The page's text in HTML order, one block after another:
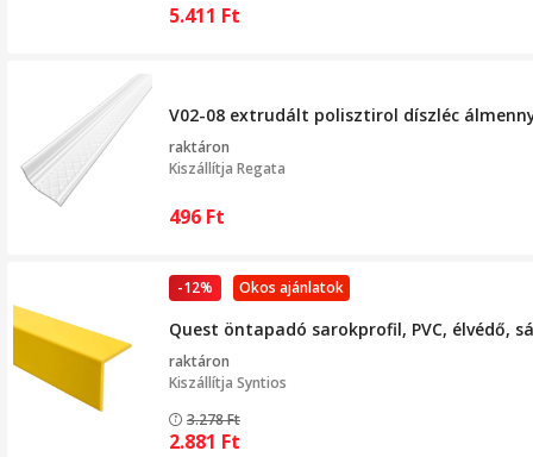
5.411 Ft
V02-08 extrudált polisztirol díszléc
raktáron
Kiszállítja Regata
496 Ft
Okos ajánlatok
-12%
Quest öntapadó sarokprofil, PVC, élvédő,
raktáron
Kiszállítja Syntios
3.278Ft
2.881 Ft